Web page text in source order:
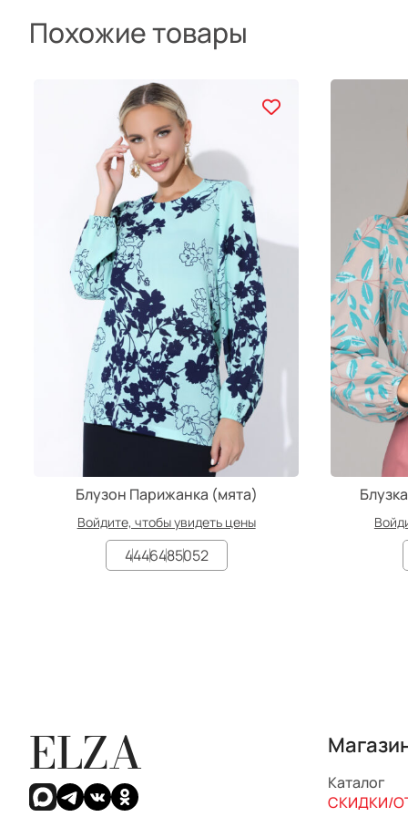
Похожие товары
Блузон Парижанка (мята)
Войдите, чтобы увидеть цены
4446485052
ELZA
Каталог
СКИДКИ/